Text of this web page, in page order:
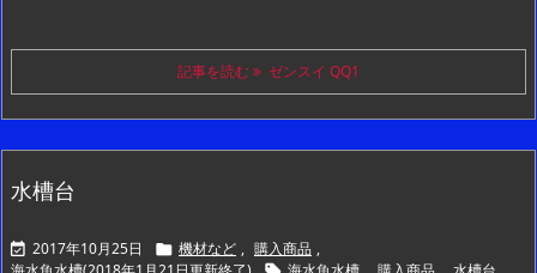
記事を読む ゼンスイ QQ1
水槽台
 2017年10月25日  機材など , 購入商品 ,